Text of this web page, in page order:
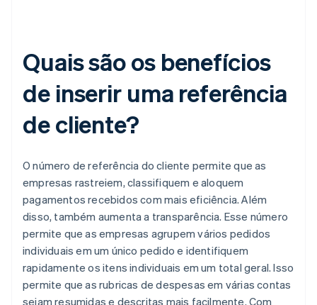
Quais são os benefícios
de inserir uma referência
de cliente?
O número de referência do cliente permite que as
empresas rastreiem, classifiquem e aloquem
pagamentos recebidos com mais eficiência. Além
disso, também aumenta a transparência. Esse número
permite que as empresas agrupem vários pedidos
individuais em um único pedido e identifiquem
rapidamente os itens individuais em um total geral. Isso
permite que as rubricas de despesas em várias contas
sejam resumidas e descritas mais facilmente. Com